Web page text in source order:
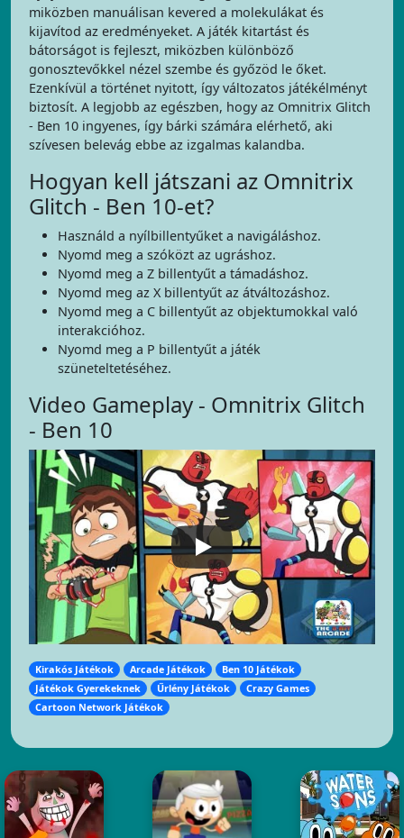
miközben manuálisan kevered a molekulákat és
kijavítod az eredményeket. A játék kitartást és
bátorságot is fejleszt, miközben különböző
gonosztevőkkel nézel szembe és győzöd le őket.
Ezenkívül a történet nyitott, így változatos játékélményt
biztosít. A legjobb az egészben, hogy az Omnitrix Glitch
- Ben 10 ingyenes, így bárki számára elérhető, aki
szívesen belevág ebbe az izgalmas kalandba.
Hogyan kell játszani az Omnitrix
Glitch - Ben 10-et?
Használd a nyílbillentyűket a navigáláshoz.
Nyomd meg a szóközt az ugráshoz.
Nyomd meg a Z billentyűt a támadáshoz.
Nyomd meg az X billentyűt az átváltozáshoz.
Nyomd meg a C billentyűt az objektumokkal való
interakcióhoz.
Nyomd meg a P billentyűt a játék
szüneteltetéséhez.
Video Gameplay - Omnitrix Glitch
- Ben 10
Kirakós Játékok Arcade Játékok
Ben 10 Játékok
Játékok Gyerekeknek
Űrlény Játékok
Crazy Games
Cartoon Network Játékok